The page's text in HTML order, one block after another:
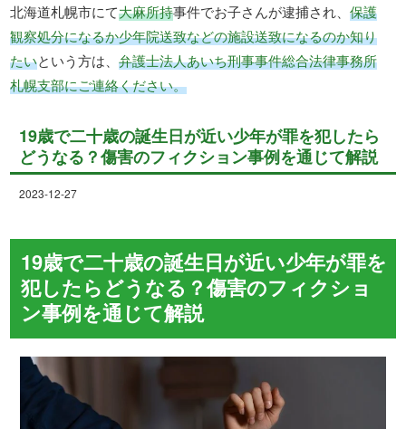
北海道札幌市にて大麻所持事件でお子さんが逮捕され、保護
観察処分になるか少年院送致などの施設送致になるのか知り
たいという方は、弁護士法人あいち刑事事件総合法律事務所
札幌支部にご連絡ください。
19歳で二十歳の誕生日が近い少年が罪を犯したら
どうなる？傷害のフィクション事例を通じて解説
2023-12-27
19歳で二十歳の誕生日が近い少年が罪を
犯したらどうなる？傷害のフィクショ
ン事例を通じて解説